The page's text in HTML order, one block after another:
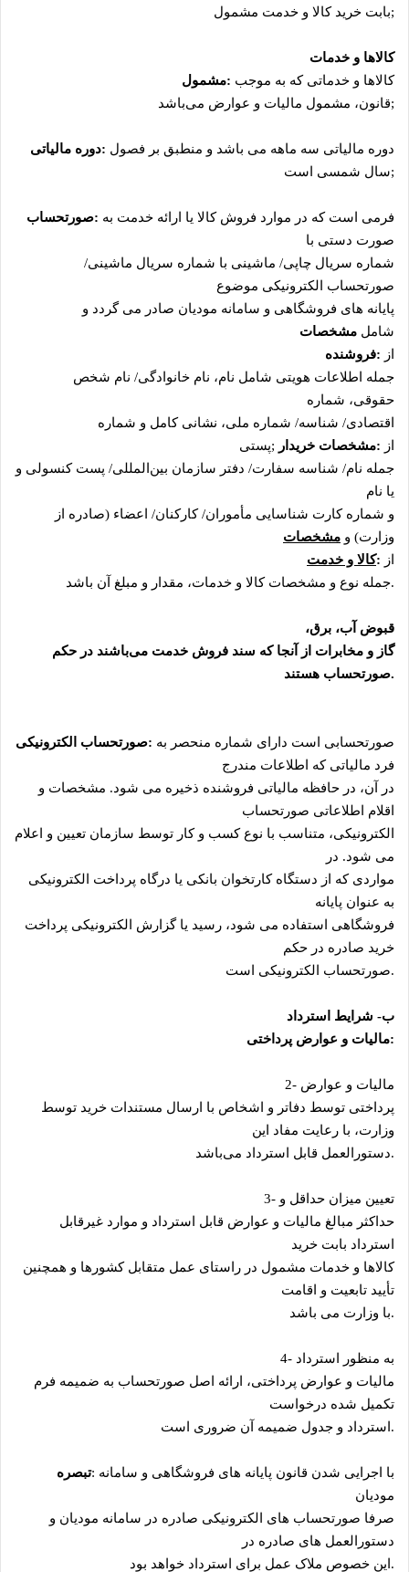
بابت خرید کالا و خدمت مشمول;
کالاها و خدمات
مشمول: کالاها و خدماتی که به موجب
قانون، مشمول مالیات و عوارض می‌باشد;
: دوره مالیاتی سه ماهه می ‌باشد و منطبق بر فصول
سال شمسی است;
صورتحساب: فرمی است که در موارد فروش کالا یا ارائه خدمت به‌
صورت دستی با
شماره سریال چاپی/ ماشینی با شماره سریال ماشینی/
صورتحساب الکترونیکی موضوع
پایانه ‌های فروشگاهی و سامانه مودیان صادر می‌ گردد و
شامل مشخصات
فروشنده: از
جمله اطلاعات هویتی شامل نام، نام خانوادگی/ نام شخص
حقوقی، شماره
اقتصادی/ شناسه/ شماره ملی، نشانی کامل و شماره
پستی; مشخصات خریدار: از
جمله نام/ شناسه سفارت/ دفتر سازمان بین‌المللی/ پست کنسولی و
یا نام
و شماره کارت شناسایی مأموران/ کارکنان/ اعضاء (صادره از
وزارت) و مشخصات
کالا و خدمت: از
جمله نوع و مشخصات کالا و خدمات، مقدار و مبلغ آن باشد.
قبوض آب، برق،
گاز و مخابرات از آنجا که سند فروش خدمت می‌باشند در حکم
صورتحساب هستند.
صورتحساب الکترونیکی: صورتحسابی است دارای شماره منحصر به
فرد مالیاتی که اطلاعات مندرج
در آن، در حافظه مالیاتی فروشنده ذخیره می شود. مشخصات و
اقلام اطلاعاتی صورتحساب
الکترونیکی، متناسب با نوع کسب و کار توسط سازمان تعیین و اعلام
می ‌شود. در
مواردی که از دستگاه کارتخوان بانکی یا درگاه پرداخت الکترونیکی
به عنوان پایانه
فروشگاهی استفاده می شود، رسید یا گزارش الکترونیکی پرداخت
خرید صادره در حکم
صورتحساب الکترونیکی است.
ب- شرایط استرداد
مالیات و عوارض پرداختی:
2- مالیات و عوارض
پرداختی توسط دفاتر و اشخاص با ارسال مستندات خرید توسط
وزارت، با رعایت مفاد این
دستورالعمل قابل استرداد می‌باشد.
3- تعیین میزان حداقل و
حداکثر مبالغ مالیات و عوارض قابل استرداد و موارد غیرقابل
استرداد بابت خرید
کالاها و خدمات مشمول در راستای عمل متقابل کشورها و همچنین
تأیید تابعیت و اقامت
با وزارت می ‌باشد.
4- به منظور استرداد
مالیات و عوارض پرداختی، ارائه اصل صورتحساب به ضمیمه فرم
تکمیل شده درخواست
استرداد و جدول ضمیمه آن ضروری است.
تبصره: با اجرایی شدن قانون پایانه ‌های فروشگاهی و سامانه
مودیان
صرفا صورتحساب ‌های الکترونیکی صادره در سامانه مودیان و
دستورالعمل ‌های صادره در
این خصوص ملاک عمل برای استرداد خواهد بود.